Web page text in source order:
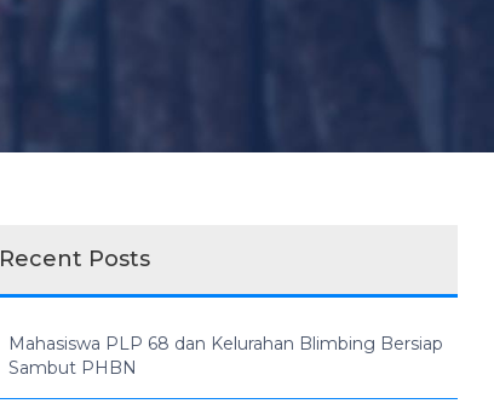
Recent Posts
Mahasiswa PLP 68 dan Kelurahan Blimbing Bersiap
Sambut PHBN